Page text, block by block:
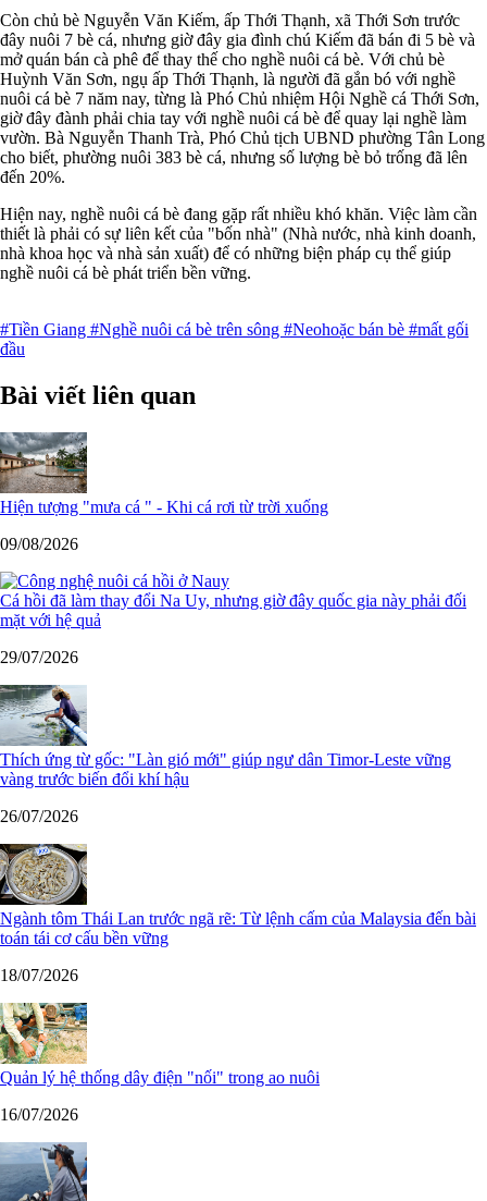
Còn chủ bè Nguyễn Văn Kiếm, ấp Thới Thạnh, xã Thới Sơn trước
đây nuôi 7 bè cá, nhưng giờ đây gia đình chú Kiếm đã bán đi 5 bè và
mở quán bán cà phê để thay thế cho nghề nuôi cá bè. Với chủ bè
Huỳnh Văn Sơn, ngụ ấp Thới Thạnh, là người đã gắn bó với nghề
nuôi cá bè 7 năm nay, từng là Phó Chủ nhiệm Hội Nghề cá Thới Sơn,
giờ đây đành phải chia tay với nghề nuôi cá bè để quay lại nghề làm
vườn. Bà Nguyễn Thanh Trà, Phó Chủ tịch UBND phường Tân Long
cho biết, phường nuôi 383 bè cá, nhưng số lượng bè bỏ trống đã lên
đến 20%.
Hiện nay, nghề nuôi cá bè đang gặp rất nhiều khó khăn. Việc làm cần
thiết là phải có sự liên kết của "bốn nhà" (Nhà nước, nhà kinh doanh,
nhà khoa học và nhà sản xuất) để có những biện pháp cụ thể giúp
nghề nuôi cá bè phát triển bền vững.
#Tiền Giang #Nghề nuôi cá bè trên sông #Neohoặc bán bè #mất gối
đầu
Bài viết liên quan
Hiện tượng "mưa cá " - Khi cá rơi từ trời xuống
09/08/2026
Cá hồi đã làm thay đổi Na Uy, nhưng giờ đây quốc gia này phải đối
mặt với hệ quả
29/07/2026
Thích ứng từ gốc: "Làn gió mới" giúp ngư dân Timor-Leste vững
vàng trước biến đổi khí hậu
26/07/2026
Ngành tôm Thái Lan trước ngã rẽ: Từ lệnh cấm của Malaysia đến bài
toán tái cơ cấu bền vững
18/07/2026
Quản lý hệ thống dây điện "nối" trong ao nuôi
16/07/2026